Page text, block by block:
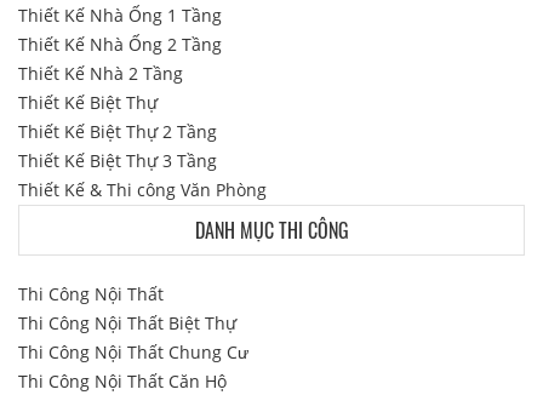
Thiết Kế Nhà Ống 1 Tầng
Thiết Kế Nhà Ống 2 Tầng
Thiết Kế Nhà 2 Tầng
Thiết Kế Biệt Thự
Thiết Kế Biệt Thự 2 Tầng
Thiết Kế Biệt Thự 3 Tầng
Thiết Kế & Thi công Văn Phòng
DANH MỤC THI CÔNG
Thi Công Nội Thất
Thi Công Nội Thất Biệt Thự
Thi Công Nội Thất Chung Cư
Thi Công Nội Thất Căn Hộ